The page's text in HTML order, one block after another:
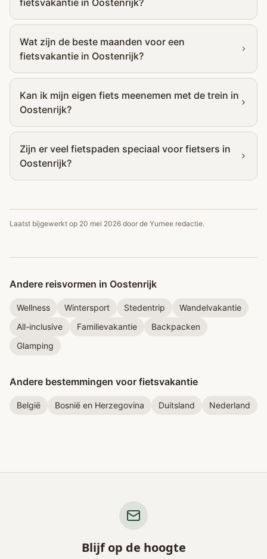
fietsvakantie in Oostenrijk?
Wat zijn de beste maanden voor een
fietsvakantie in Oostenrijk?
Kan ik mijn eigen fiets meenemen met de trein in
Oostenrijk?
Zijn er veel fietspaden speciaal voor fietsers in
Oostenrijk?
Laatst bijgewerkt op 20 mei 2026 door de Yurnee redactie.
Andere reisvormen in Oostenrijk
Wellness Wintersport Stedentrip
Wandelvakantie
All-inclusive
Familievakantie
Backpacken
Glamping
Andere bestemmingen voor fietsvakantie
België Bosnië en Herzegovina Duitsland Nederland
Blijf op de hoogte